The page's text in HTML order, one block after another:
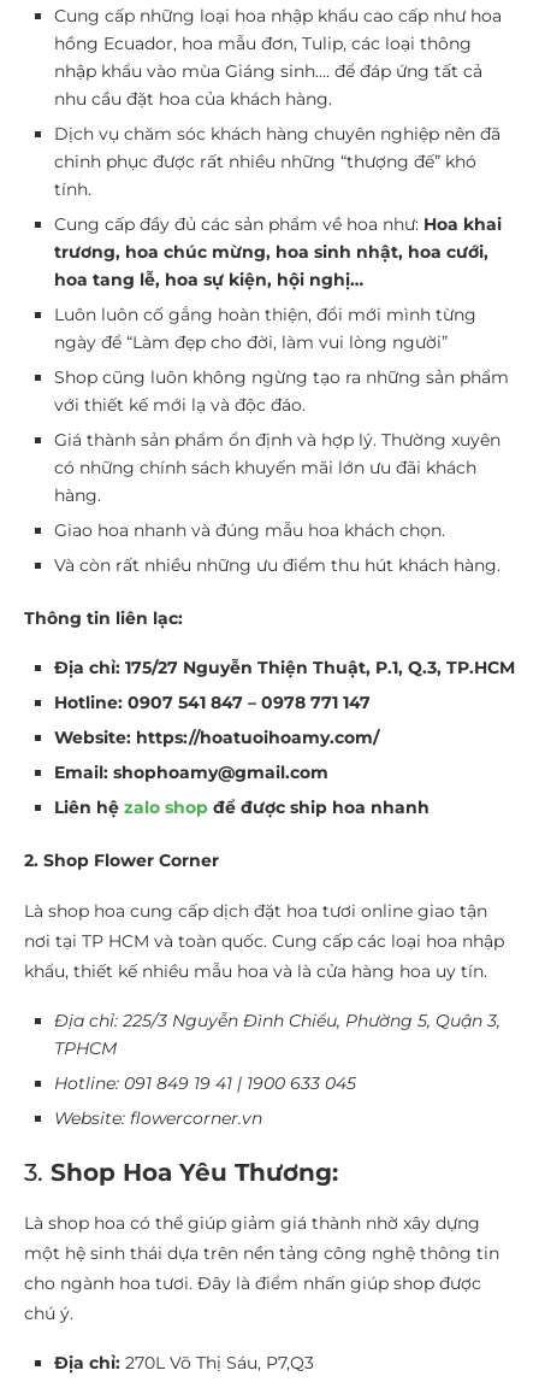
Cung cấp những loại hoa nhập khẩu cao cấp như hoa
hồng Ecuador, hoa mẫu đơn, Tulip, các loại thông
nhập khẩu vào mùa Giáng sinh…. để đáp ứng tất cả
nhu cầu đặt hoa của khách hàng.
Dịch vụ chăm sóc khách hàng chuyên nghiệp nên đã
chinh phục được rất nhiều những “thượng đế” khó
tính.
Cung cấp đầy đủ các sản phẩm về hoa như: Hoa khai
trương, hoa chúc mừng, hoa sinh nhật, hoa cưới,
hoa tang lễ, hoa sự kiện, hội nghị…
Luôn luôn cố gắng hoàn thiện, đổi mới mình từng
ngày để “Làm đẹp cho đời, làm vui lòng người”
Shop cũng luôn không ngừng tạo ra những sản phẩm
với thiết kế mới lạ và độc đáo.
Giá thành sản phẩm ổn định và hợp lý. Thường xuyên
có những chính sách khuyến mãi lớn ưu đãi khách
hàng.
Giao hoa nhanh và đúng mẫu hoa khách chọn.
Và còn rất nhiều những ưu điểm thu hút khách hàng.
Thông tin liên lạc:
Địa chỉ: 175/27 Nguyễn Thiện Thuật, P.1, Q.3, TP.HCM
Hotline: 0907 541 847 – 0978 771 147
Website: https://hoatuoihoamy.com/
Email: shophoamy@gmail.com
Liên hệ zalo shop để được ship hoa nhanh
2. Shop Flower Corner
Là shop hoa cung cấp dịch đặt hoa tươi online giao tận
nơi tại TP HCM và toàn quốc. Cung cấp các loại hoa nhập
khẩu, thiết kế nhiều mẫu hoa và là cửa hàng hoa uy tín.
Địa chỉ: 225/3 Nguyễn Đình Chiểu, Phường 5, Quận 3,
TPHCM
Hotline: 091 849 19 41 | 1900 633 045
Website: flowercorner.vn
3. Shop Hoa Yêu Thương:
Là shop hoa có thể giúp giảm giá thành nhờ xây dựng
một hệ sinh thái dựa trên nền tảng công nghệ thông tin
cho ngành hoa tươi. Đây là điểm nhấn giúp shop được
chú ý.
Địa chỉ: 270L Võ Thị Sáu, P7,Q3